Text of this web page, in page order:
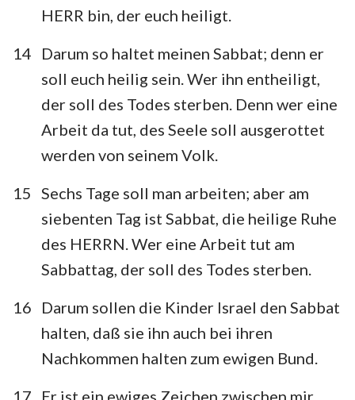
36
37 38 39 40
HERR bin, der euch heiligt.
14
Darum so haltet meinen Sabbat; denn er
soll euch heilig sein. Wer ihn entheiligt,
der soll des Todes sterben. Denn wer eine
Arbeit da tut, des Seele soll ausgerottet
werden von seinem Volk.
15 Sechs Tage soll man arbeiten; aber am
siebenten Tag ist Sabbat, die heilige Ruhe
des HERRN. Wer eine Arbeit tut am
Sabbattag, der soll des Todes sterben.
16
Darum sollen die Kinder Israel den Sabbat
halten, daß sie ihn auch bei ihren
Nachkommen halten zum ewigen Bund.
17
Er ist ein ewiges Zeichen zwischen mir